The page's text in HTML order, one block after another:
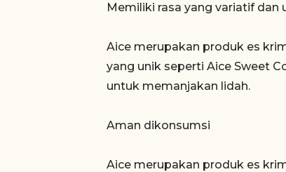
Memiliki rasa yang variatif dan
Aice merupakan produk es
yang unik seperti Aice Sweet
untuk memanjakan lidah.
Aman dikonsumsi
Aice merupakan produk es